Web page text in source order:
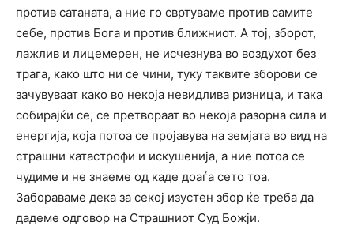
против сатаната, а ние го свртуваме против самите
себе, против Бога и против ближниот. А тој, зборот,
лажлив и лицемерен, не исчезнува во воздухот без
трага, како што ни се чини, туку таквите зборови се
зачувуваат како во некоја невидлива ризница, и така
собирајќи се, се претвораат во некоја разорна сила и
енергија, која потоа се пројавува на земјата во вид на
страшни катастрофи и искушенија, а ние потоа се
чудиме и не знаеме од каде доаѓа сето тоа.
Забораваме дека за секој изустен збор ќе треба да
дадеме одговор на Страшниот Суд Божји.